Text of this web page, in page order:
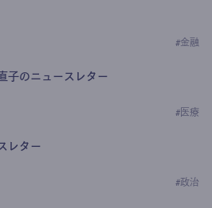
#金融
子のニュースレター
# 医療
レター
#政治